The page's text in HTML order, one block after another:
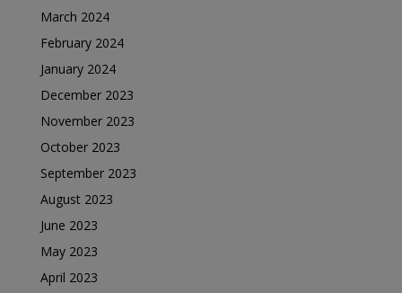
March 2024
February 2024
January 2024
December 2023
November 2023
October 2023
September 2023
August 2023
June 2023
May 2023
April 2023